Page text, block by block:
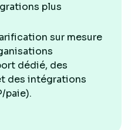
plus
sur mesure
dédié, des
des intégrations
paie).